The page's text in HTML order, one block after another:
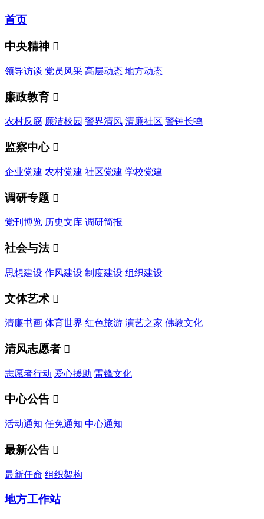
首页
中央精神 
领导访谈 党员风采 高层动态 地方动态
廉政教育 
农村反腐 廉洁校园 警界清风 清廉社区 警钟长鸣
监察中心 
企业党建 农村党建 社区党建 学校党建
调研专题 
党刊博览 历史文库 调研简报
社会与法 
思想建设 作风建设 制度建设 组织建设
文体艺术 
清廉书画 体育世界 红色旅游 演艺之家 佛教文化
清风志愿者 
志愿者行动 爱心援助 雷锋文化
中心公告 
活动通知 任免通知 中心通知
最新公告 
最新任命 组织架构
地方工作站